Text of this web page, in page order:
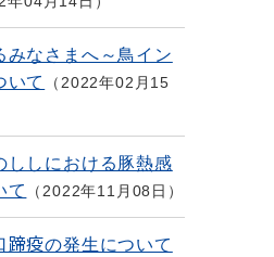
みなさまへ～鳥イン
いて
2022年02月15
ししにおける豚熱感
て
2022年11月08日
蹄疫の発生について